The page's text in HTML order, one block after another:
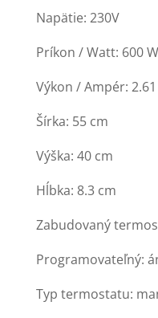
Napätie: 230V
Príkon / Watt: 600
Výkon / Ampér:
Šírka: 55 cm
Výška: 40 cm
Hĺbka: 8.3 cm
Zabudovaný
Programovateľný:
Typ termostatu: